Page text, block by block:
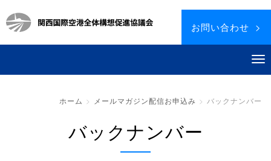
お問い合わせ >
ホーム メールマガジン配信お申込み バックナンバー
バックナンバー